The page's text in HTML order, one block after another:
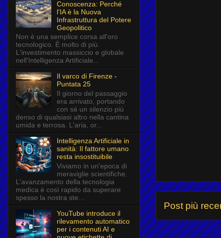
Post più
Conoscenza: Perché
l'IA è la Nuova
Infrastruttura del Potere
Geopolitico
Non è una semplice corsa all'oro
tecnologico. È molto di più.
L'investimento massiccio e globale
nell'Intelligenza Artificiale...
Il varco di Firenze -
Puntata 25
Il giorno del passaggio
era arrivato, portando
con sé un silenzio più
denso di qualsiasi altro nella cantina
umida e terrosa. L'aria, or...
Intelligenza Artificiale in
sanità: Il fattore umano
resta insostituibile
Viviamo in un'epoca di
meraviglie scientifiche.
L'avanzamento della tecnologia
medica è così rapido da superare
spesso la nostra ste...
YouTube introduce il
rilevamento automatico
per i contenuti AI e